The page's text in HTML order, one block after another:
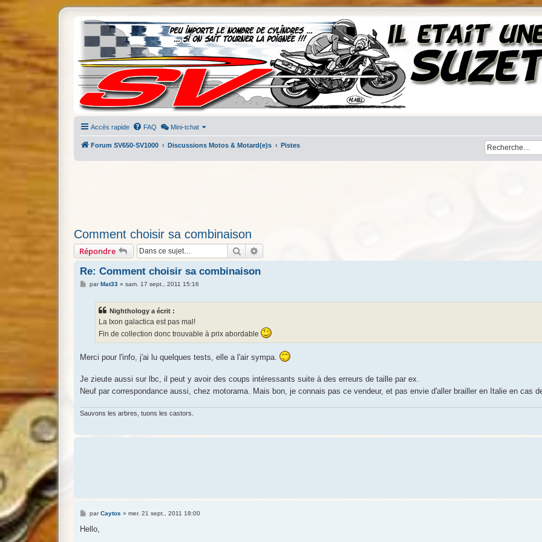
Accès rapide FAQ Mini-tchat
Forum SV650-SV1000 Discussions Motos & Motard(e)s Pistes
Comment choisir sa combinaison
Répondre Rechercher
Re: Comment choisir sa combinaison
MparMat33» sam. 17 sept., 2011 15:16
Nighthology a écrit :
La Ixon galactica est pas mal!
Fin de collection donc trouvable à prix abordable
Merci pour l'info, j'ai lu quelques tests, elle a l'air sympa.
Je zieute aussi sur lbc, il peut y avoir des coups intéressants suite à des erreurs de taille par ex.
Neuf par correspondance aussi, chez motorama. Mais bon, je connais pas ce vendeur, et pas envie d'aller brailler en Italie en cas
Sauvons les arbres, tuons les castors.
M
s
parCaytos » mer. 21 sept., 2011 18:00
Hello,